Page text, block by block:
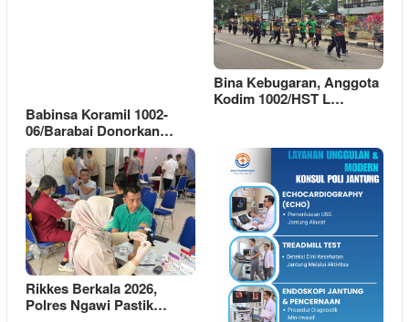
Babinsa Koramil 1002-
06/Barabai Donorkan…
Bina Kebugaran, Anggota
Kodim 1002/HST L…
Rikkes Berkala 2026,
Polres Ngawi Pastik…